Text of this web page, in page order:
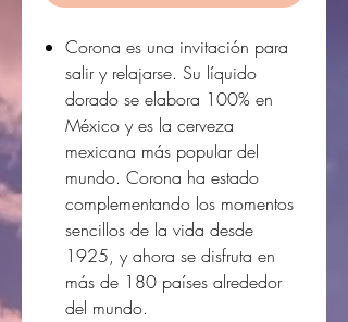
Corona es una invitación para
salir y relajarse. Su líquido
dorado se elabora 100% en
México y es la cerveza
mexicana más popular del
mundo. Corona ha estado
complementando los momentos
sencillos de la vida desde
1925, y ahora se disfruta en
más de 180 países alrededor
del mundo.